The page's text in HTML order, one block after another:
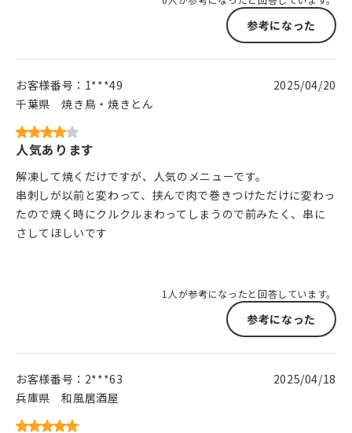
参考になった
お客様番号： 1***49
千葉県
焼き鳥・焼きとん
2025/04/20
人気あります
解凍して焼くだけですが、人気のメニューです。
串刺しが以前と変わって、挟んで肉で巻きつけただけに変わっ
たので焼く時にクルクルまわってしまうので前みたく、串に
さしてほしいです
1人が参考になったと回答しています。
参考になった
お客様番号： 2***63
兵庫県
和風居酒屋
2025/04/18